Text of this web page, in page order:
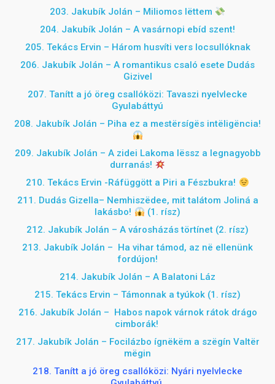
203. Jakubík Jolán – Miliomos lëttem
204. Jakubík Jolán – A vasárnopi ebíd szent!
205. Tekács Ervin – Három husvíti vers locsullóknak
206. Jakubík Jolán – A romantikus csaló esete Dudás
Gizivel
207. Tanítt a jó öreg csallóközi: Tavaszi nyelvlecke
Gyulabáttyú
208. Jakubík Jolán – Piha ez a mestërsígës intëligëncia!
209. Jakubík Jolán – A zidei Lakoma lëssz a legnagyobb
durranás!
210. Tekács Ervin -Ráfüggött a Piri a Fészbukra!
211. Dudás Gizella– Nemhiszëdee, mit talátom Joliná a
lakásbo!
(1. rísz)
212. Jakubík Jolán – A városházás törtínet (2. rísz)
213. Jakubík Jolán – Ha vihar támod, az në ellenünk
fordújon!
214. Jakubík Jolán – A Balatoni Láz
215. Tekács Ervin – Támonnak a tyúkok (1. rísz)
216. Jakubík Jolán – Habos napok várnok rátok drágo
cimborák!
217. Jakubík Jolán – Focilázbo ígnëkëm a szëgín Valtër
mëgin
218. Tanítt a jó öreg csallóközi: Nyári nyelvlecke